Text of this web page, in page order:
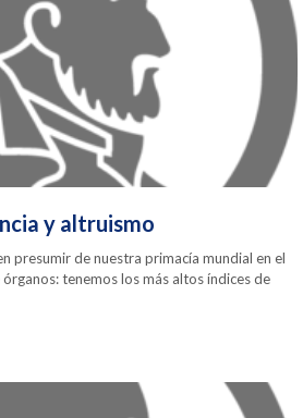
y altruismo
presumir de nuestra primacía mundial en el
tenemos los más altos índices de